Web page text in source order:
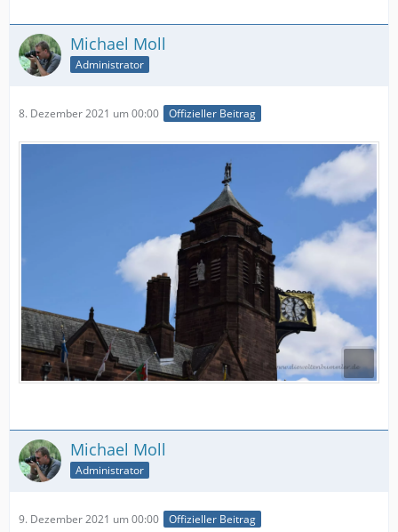
Michael Moll
Administrator
8. Dezember 2021 um 00:00 Offizieller Beitrag
Michael Moll
Administrator
9. Dezember 2021 um 00:00 Offizieller Beitrag